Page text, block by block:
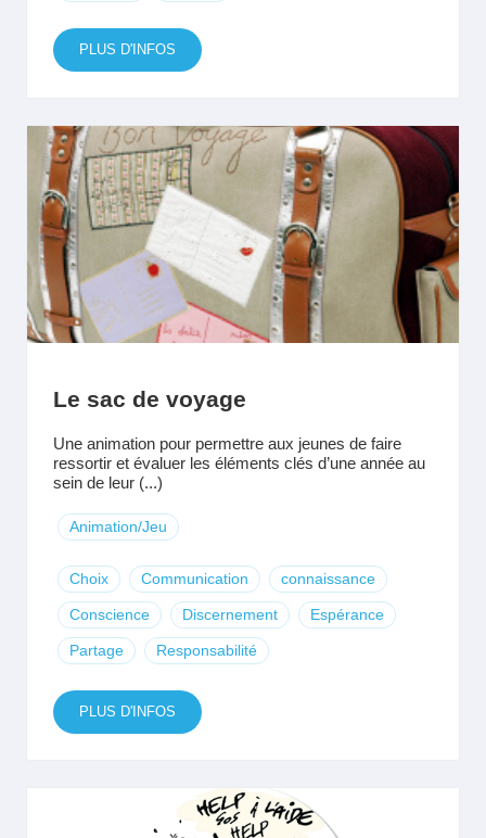
PLUS D'INFOS
Le sac de voyage
Une animation pour permettre aux jeunes de faire
ressortir et évaluer les éléments clés d’une année au
sein de leur (...)
Animation/Jeu
Choix Communication connaissance
Conscience Discernement Espérance
Partage Responsabilité
PLUS D'INFOS